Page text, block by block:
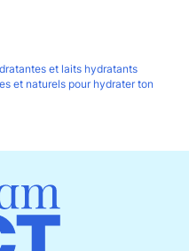
et laits hydratants
et naturels pour hydrater ton